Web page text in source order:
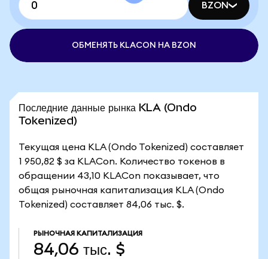
BZON
ОБМЕНЯТЬ KLACON НА BZON
Последние данные рынка KLA (Ondo
Tokenized)
Текущая цена KLA (Ondo Tokenized) составляет
1 950,82 $ за KLACon. Количество токенов в
обращении 43,10 KLACon показывает, что
общая рыночная капитализация KLA (Ondo
Tokenized) составляет 84,06 тыс. $.
РЫНОЧНАЯ КАПИТАЛИЗАЦИЯ
84,06 тыс. $